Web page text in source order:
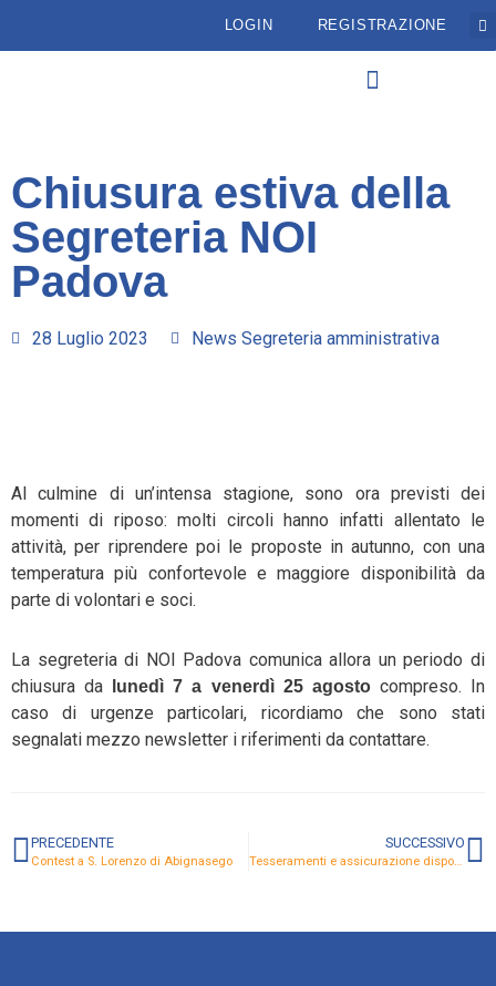
LOGIN REGISTRAZIONE
Chiusura estiva della
Segreteria NOI
Padova
28 Luglio 2023 News Segreteria amministrativa
Al culmine di un’intensa stagione, sono ora previsti dei
momenti di riposo: molti circoli hanno infatti allentato le
attività, per riprendere poi le proposte in autunno, con una
temperatura più confortevole e maggiore disponibilità da
parte di volontari e soci.
La segreteria di NOI Padova comunica allora un periodo di
chiusura da
lunedì 7 a venerdì 25 agosto compreso. In
caso di urgenze particolari, ricordiamo che sono stati
segnalati mezzo newsletter i riferimenti da contattare.
PRECEDENTE
Contest a S. Lorenzo di Abignasego
SUCCESSIVO
Tesseramenti e assicurazione disponibili!